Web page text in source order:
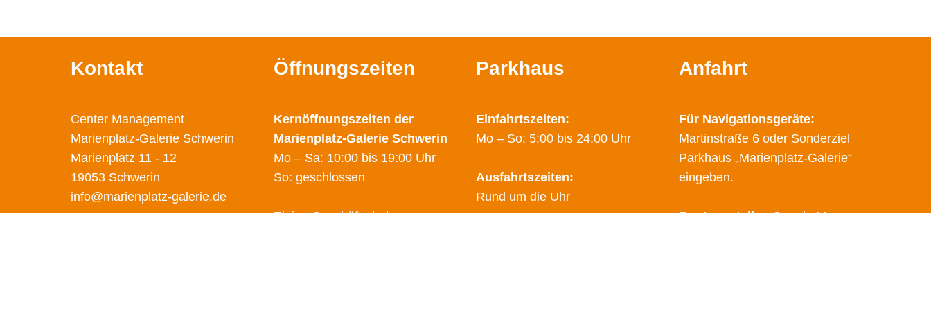
Kontakt
Center Management
Marienplatz-Galerie Schwerin
Marienplatz 11 - 12
19053 Schwerin
info@marienplatz-galerie.de
Öffnungszeiten
Kernöffnungszeiten der
Marienplatz-Galerie Schwerin
Mo – Sa: 10:00 bis 19:00 Uhr
So: geschlossen
Einige Geschäfte haben
Parkhaus
Einfahrtszeiten:
Mo – So: 5:00 bis 24:00 Uhr
Ausfahrtszeiten:
Rund um die Uhr
Anfahrt
Für Navigationsgeräte:
Martinstraße 6 oder Sonderziel
Parkhaus „Marienplatz-Galerie“
eingeben.
Route erstellenGoogle Maps